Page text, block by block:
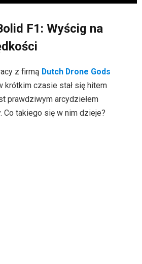
F1: Wyścig na
z firmą Dutch Drone Gods
krótkim czasie stał się hitem
prawdziwym arcydziełem
Co takiego się w nim dzieje?